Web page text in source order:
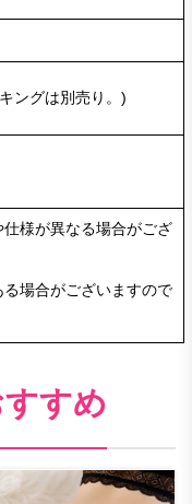
ングは別売り。)
様が異なる場合がござ
場合がございますので
すめ